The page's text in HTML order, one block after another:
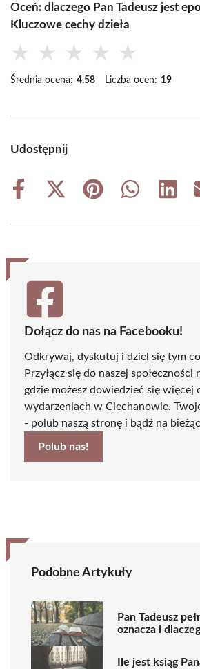
Oceń: dlaczego Pan Tadeusz jest
Kluczowe cechy dzieła
★ ★ ★ ★ ★
Średnia ocena: 4.58 Liczba ocen: 19
Udostępnij
Share
Share
(Twitter)
Share
Share
Share
Dołącz do nas na Facebooku!
Odkrywaj, dyskutuj i dziel się tym
Przyłącz się do naszej społeczności
gdzie możesz dowiedzieć się więcej
wydarzeniach w Ciechanowie.
- polub naszą stronę i bądź na
Polub nas!
Podobne Artykuły
Pan Tadeusz
oznacza i
Ile jest ksiąg